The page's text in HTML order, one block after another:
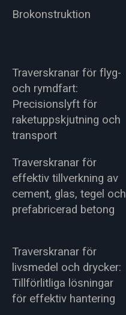
Brokonstruktion
Traverskranar för flyg-
och rymdfart:
Precisionslyft för
raketuppskjutning och
transport
Traverskranar för
effektiv tillverkning av
cement, glas, tegel och
prefabricerad betong
Traverskranar för
livsmedel och drycker:
Tillförlitliga lösningar
för effektiv hantering